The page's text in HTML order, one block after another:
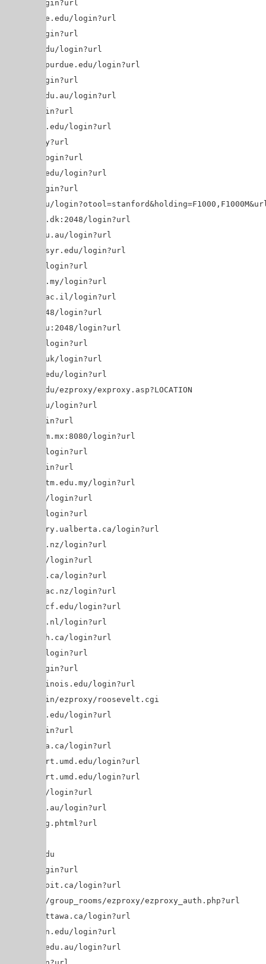
login?url=$@
state.edu/login?url=$@
login?url=$@
login?url=$@
login?url=$@
login?url=$@
login?url=$@
login?url=$@
login?url=$@
doproxy?url=$@
login?url=$@
login?url=$@
login?url=$@
login?url=$@
login?url=$@
login?url=$@
login?url=$@
login?url=$@
login?url=$@
login?url=$@
login?url=$@
login?url=$@
login?url=$@
login?url=$@
ezproxy/exproxy.asp?LOCATION=$@
login?url=$@
login?url=$@
login?url=$@
login?url=$@
login?url=$@
login?url=$@
login?url=$@
login?url=$@
login?url=$@
login?url=$@
login?url=$@
login?url=$@
login?url=$@
login?url=$@
ub.rug.nl/login?url=$@
login?url=$@
login?url=$@
login?url=$@
login?url=$@
login/ezproxy/roosevelt.cgi
login?url=$@
login?url=$@
login?url=$@
login?url=$@
login?url=$@
login?url=$@
login?url=$@
log.phtml?url=$@
login?url=$@
uoit.ca/login?url=$@
group_rooms/ezproxy/ezproxy_auth.php?url=$@
login?url=$@
login?url=$@
login?url=$@